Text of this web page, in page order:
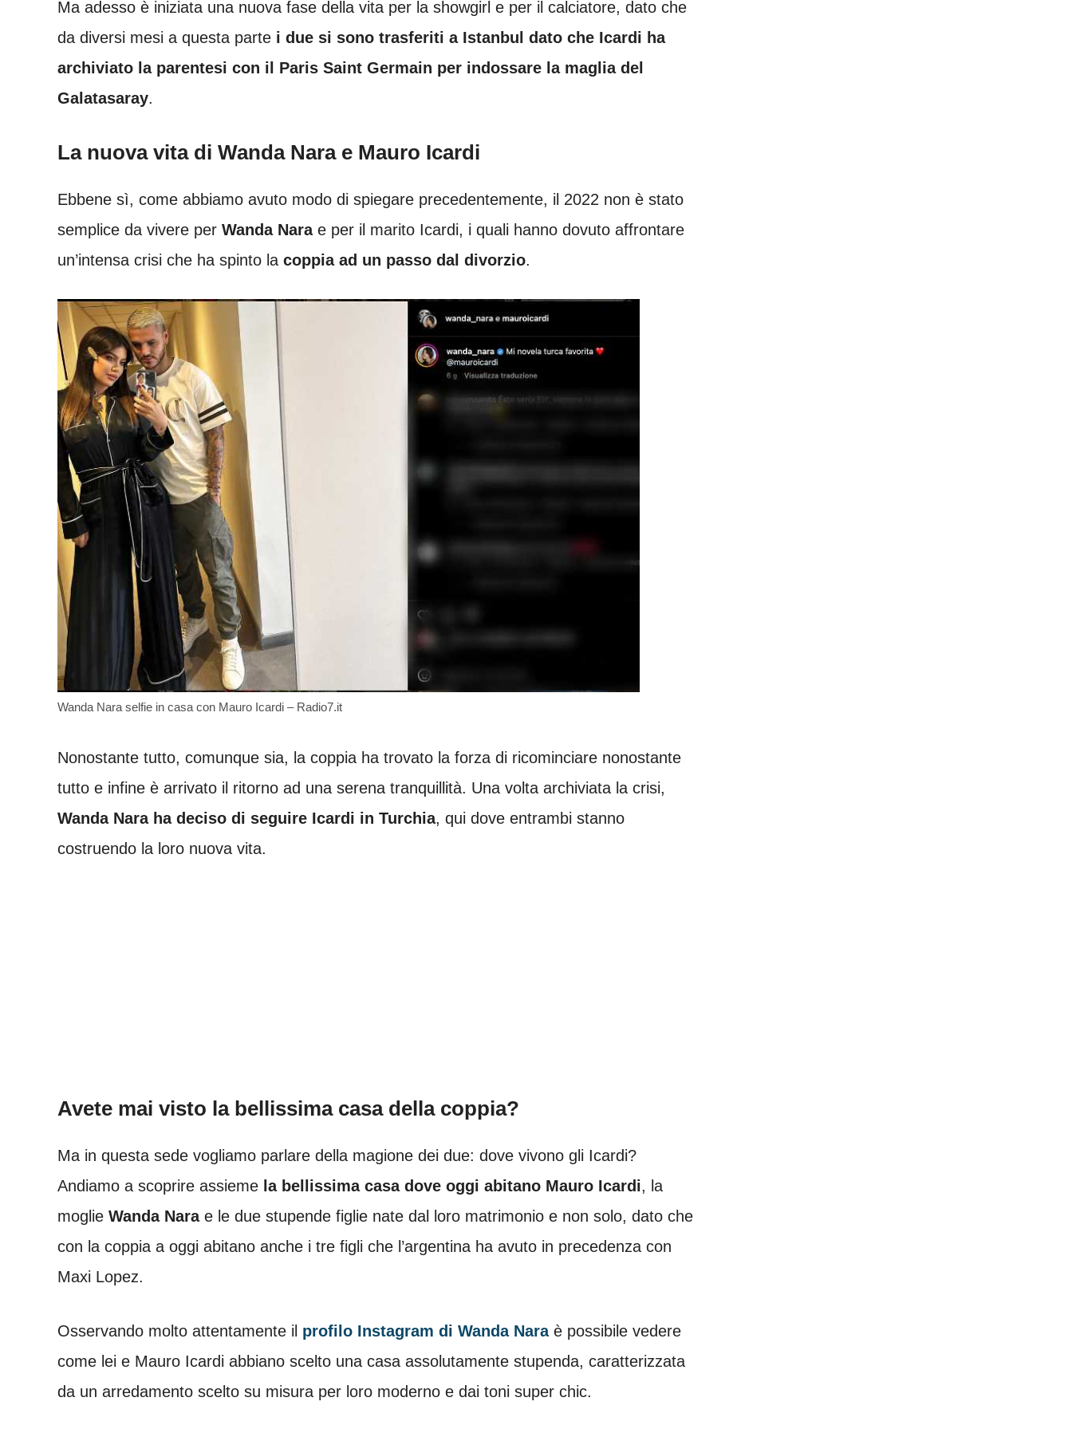
Ma adesso è iniziata una nuova fase della vita per la showgirl e per il calciatore, dato che
da diversi mesi a questa parte i due si sono trasferiti a Istanbul dato che Icardi ha
archiviato la parentesi con il Paris Saint Germain per indossare la maglia del
Galatasaray.
La nuova vita di Wanda Nara e Mauro Icardi
Ebbene sì, come abbiamo avuto modo di spiegare precedentemente, il 2022 non è stato
semplice da vivere per Wanda Narae per il marito Icardi, i quali hanno dovuto affrontare
un’intensa crisi che ha spinto la coppia ad un passo dal divorzio.
Wanda Nara selfie in casa con Mauro Icardi – Radio7.it
Nonostante tutto, comunque sia, la coppia ha trovato la forza di ricominciare nonostante
tutto e infine è arrivato il ritorno ad una serena tranquillità. Una volta archiviata la crisi,
Wanda Nara ha deciso di seguire Icardi in Turchia, qui dove entrambi stanno
costruendo la loro nuova vita.
Avete mai visto la bellissima casa della coppia?
Ma in questa sede vogliamo parlare della magione dei due: dove vivono gli Icardi?
Andiamo a scoprire assieme la bellissima casa dove oggi abitano Mauro Icardi, la
moglie Wanda Narae le due stupende figlie nate dal loro matrimonio e non solo, dato che
con la coppia a oggi abitano anche i tre figli che l’argentina ha avuto in precedenza con
Maxi Lopez.
Osservando molto attentamente il profilo Instagram di Wanda Nara è possibile vedere
come lei e Mauro Icardi abbiano scelto una casa assolutamente stupenda, caratterizzata
da un arredamento scelto su misura per loro moderno e dai toni super chic.